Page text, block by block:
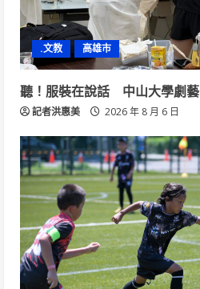
.文教 高雄市
聽！服裝在說話 中山大學劇
記者洪惠美 2026 年 8 月 6 日